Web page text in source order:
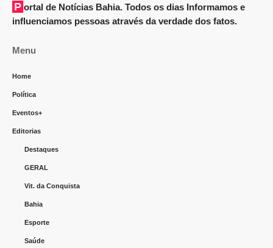
Portal de Notícias Bahia. Todos os dias Informamos e
influenciamos pessoas através da verdade dos fatos.
Menu
Home
Política
Eventos+
Editorias
Destaques
GERAL
Vit. da Conquista
Bahia
Esporte
Saúde